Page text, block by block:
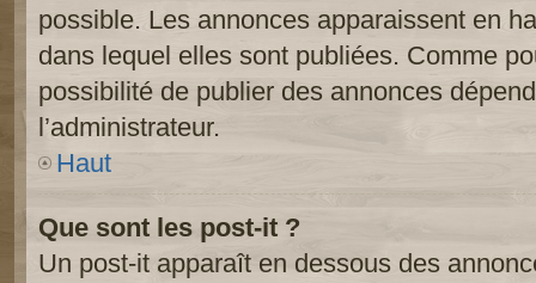
possible. Les annonces apparaissent en
dans lequel elles sont publiées. Comme
possibilité de publier des annonces
l’administrateur.
Haut
Que sont les post-it ?
Un post-it apparaît en dessous des